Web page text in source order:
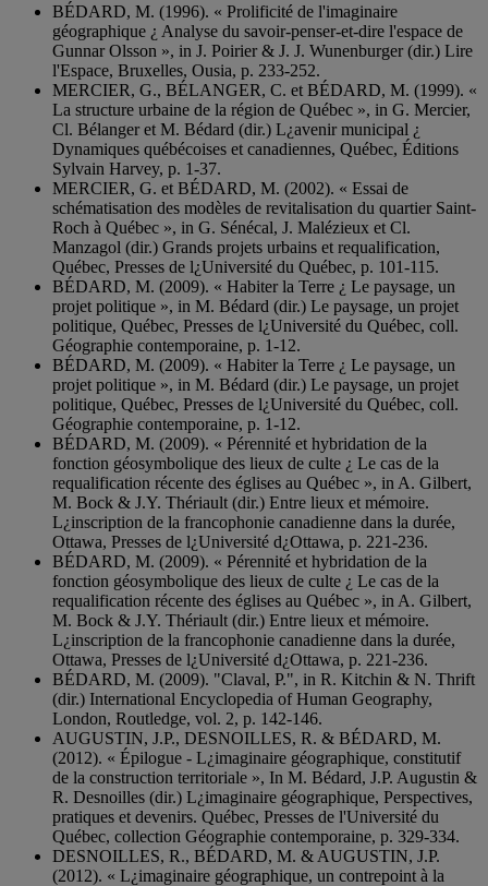
BÉDARD, M. (1996). « Prolificité de l'imaginaire
géographique ¿ Analyse du savoir-penser-et-dire l'espace de
Gunnar Olsson », in J. Poirier & J. J. Wunenburger (dir.) Lire
l'Espace, Bruxelles, Ousia, p. 233-252.
MERCIER, G., BÉLANGER, C. et BÉDARD, M. (1999). «
La structure urbaine de la région de Québec », in G. Mercier,
Cl. Bélanger et M. Bédard (dir.) L¿avenir municipal ¿
Dynamiques québécoises et canadiennes, Québec, Éditions
Sylvain Harvey, p. 1-37.
MERCIER, G. et BÉDARD, M. (2002). « Essai de
schématisation des modèles de revitalisation du quartier Saint-
Roch à Québec », in G. Sénécal, J. Malézieux et Cl.
Manzagol (dir.) Grands projets urbains et requalification,
Québec, Presses de l¿Université du Québec, p. 101-115.
BÉDARD, M. (2009). « Habiter la Terre ¿ Le paysage, un
projet politique », in M. Bédard (dir.) Le paysage, un projet
politique, Québec, Presses de l¿Université du Québec, coll.
Géographie contemporaine, p. 1-12.
BÉDARD, M. (2009). « Habiter la Terre ¿ Le paysage, un
projet politique », in M. Bédard (dir.) Le paysage, un projet
politique, Québec, Presses de l¿Université du Québec, coll.
Géographie contemporaine, p. 1-12.
BÉDARD, M. (2009). « Pérennité et hybridation de la
fonction géosymbolique des lieux de culte ¿ Le cas de la
requalification récente des églises au Québec », in A. Gilbert,
M. Bock & J.Y. Thériault (dir.) Entre lieux et mémoire.
L¿inscription de la francophonie canadienne dans la durée,
Ottawa, Presses de l¿Université d¿Ottawa, p. 221-236.
BÉDARD, M. (2009). « Pérennité et hybridation de la
fonction géosymbolique des lieux de culte ¿ Le cas de la
requalification récente des églises au Québec », in A. Gilbert,
M. Bock & J.Y. Thériault (dir.) Entre lieux et mémoire.
L¿inscription de la francophonie canadienne dans la durée,
Ottawa, Presses de l¿Université d¿Ottawa, p. 221-236.
BÉDARD, M. (2009). "Claval, P.", in R. Kitchin & N. Thrift
(dir.) International Encyclopedia of Human Geography,
London, Routledge, vol. 2, p. 142-146.
AUGUSTIN, J.P., DESNOILLES, R. & BÉDARD, M.
(2012). « Épilogue - L¿imaginaire géographique, constitutif
de la construction territoriale », In M. Bédard, J.P. Augustin &
R. Desnoilles (dir.) L¿imaginaire géographique, Perspectives,
pratiques et devenirs. Québec, Presses de l'Université du
Québec, collection Géographie contemporaine, p. 329-334.
DESNOILLES, R., BÉDARD, M. & AUGUSTIN, J.P.
(2012). « L¿imaginaire géographique, un contrepoint à la